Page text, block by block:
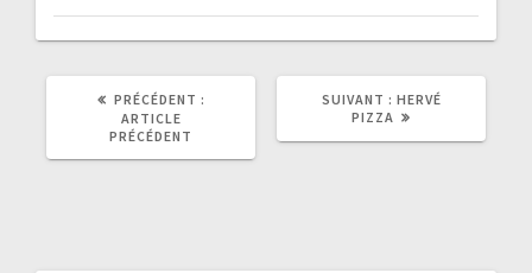
PRÉCÉDENT :
ARTICLE
PRÉCÉDENT
SUIVANT : ARTICLE
SUIVANT
HERVÉ
PIZZA